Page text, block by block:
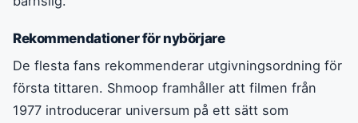
Rekommendationer för nybörjare
De flesta fans rekommenderar utgivningsordning för
första tittaren. Shmoop framhåller att filmen från
1977 introducerar universum på ett sätt som